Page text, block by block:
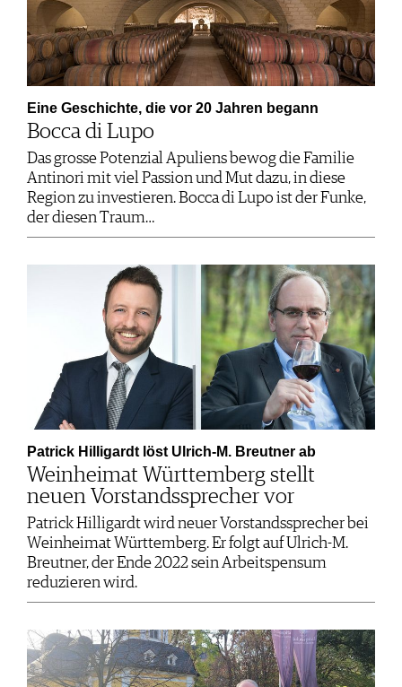
Eine Geschichte, die vor 20 Jahren begann
Bocca di Lupo
Das grosse Potenzial Apuliens bewog die Familie
Antinori mit viel Passion und Mut dazu, in diese
Region zu investieren. Bocca di Lupo ist der Funke,
der diesen Traum…
Patrick Hilligardt löst Ulrich-M. Breutner ab
Weinheimat Württemberg stellt
neuen Vorstandssprecher vor
Patrick Hilligardt wird neuer Vorstandssprecher bei
Weinheimat Württemberg. Er folgt auf Ulrich-M.
Breutner, der Ende 2022 sein Arbeitspensum
reduzieren wird.